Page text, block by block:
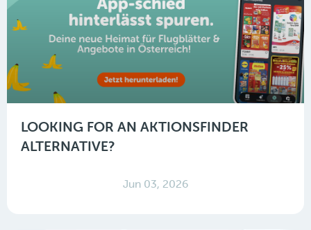
LOOKING FOR AN AKTIONSFINDER
ALTERNATIVE?
Jun 03, 2026